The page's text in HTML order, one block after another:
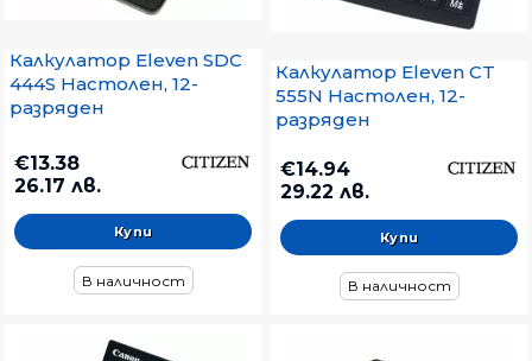
Калкулатор Eleven SDC
444S Настолен, 12-
разряден
€13.38
26.17 лв.
В наличност
Калкулатор Eleven CT
555N Настолен, 12-
разряден
€14.94
29.22 лв.
В наличност